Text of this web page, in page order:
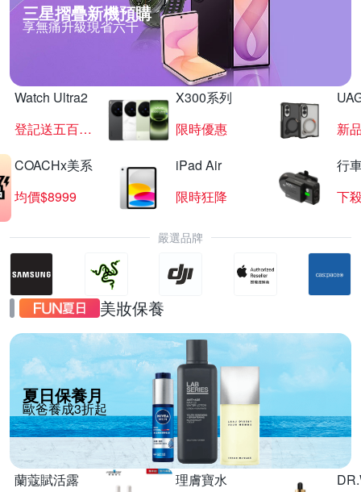
三星摺疊新機預購
享無痛升級現省六千
Watch Ultra2
登記送五百超贈點
X300系列
限時優惠
新
COACHx美系
均價$8999
iPad Air
限時狂降
行
下
嚴選品牌
美妝保養
夏日保養月
歐爸養成3折起
蘭蔻賦活露
理膚寶水